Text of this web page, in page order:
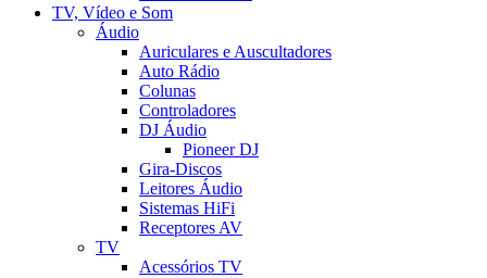
TV, Vídeo e Som
Áudio
Auriculares e Auscultadores
Auto Rádio
Colunas
Controladores
DJ Áudio
Pioneer DJ
Gira-Discos
Leitores Áudio
Sistemas HiFi
Receptores AV
TV
Acessórios TV